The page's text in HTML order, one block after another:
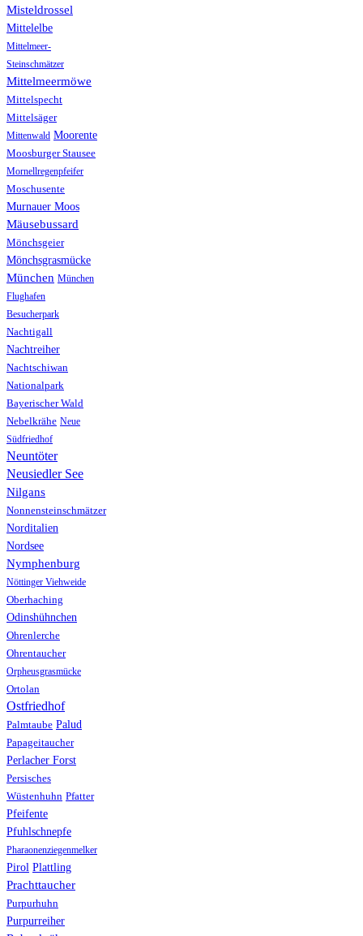
Misteldrossel
Mittelelbe
Mittelmeer-
Steinschmätzer
Mittelmeermöwe
Mittelspecht
Mittelsäger
Mittenwald Moorente
Moosburger Stausee
Mornellregenpfeifer
Moschusente
Murnauer Moos
Mäusebussard
Mönchsgeier
Mönchsgrasmücke
München München
Flughafen
Besucherpark
Nachtigall
Nachtreiher
Nachtschiwan
Nationalpark
Bayerischer Wald
Nebelkrähe Neue
Südfriedhof
Neuntöter
Neusiedler See
Nilgans
Nonnensteinschmätzer
Norditalien
Nordsee
Nymphenburg
Nöttinger Viehweide
Oberhaching
Odinshühnchen
Ohrenlerche
Ohrentaucher
Orpheusgrasmücke
Ortolan
Ostfriedhof
Palmtaube Palud
Papageitaucher
Perlacher Forst
Persisches
Wüstenhuhn Pfatter
Pfeifente
Pfuhlschnepfe
Pharaonenziegenmelker
Pirol Plattling
Prachttaucher
Purpurhuhn
Purpurreiher